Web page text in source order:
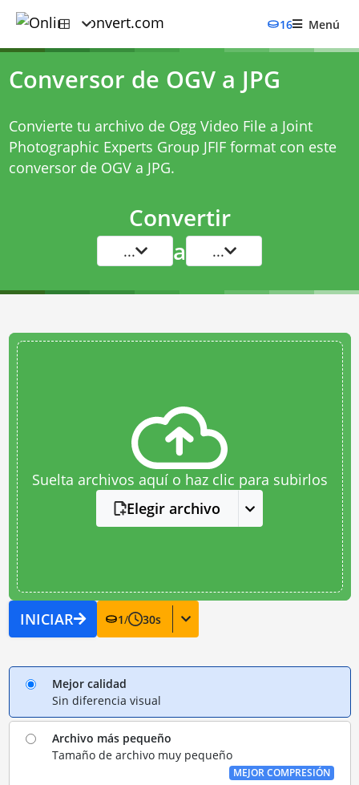
16 Menú
Conversor de OGV a JPG
Convierte tu archivo de Ogg Video File a Joint
Photographic Experts Group JFIF format con este
conversor de OGV a JPG.
Convertir
... a ...
Suelta archivos aquí o haz clic para subirlos
Elegir archivo
INICIAR 1/ 30s
Mejor calidad
Sin diferencia visual
Archivo más pequeño
Tamaño de archivo muy pequeño
MEJOR COMPRESIÓN